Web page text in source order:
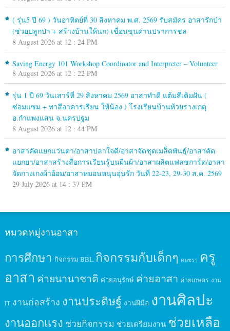
( รุ่น5 ปี 69 ) วันอาทิตย์ที่ 30 สิงหาคม พ.ศ. 2569 รับสมัคร อาสารักป่า
(ช่วยปลูกป่า + สร้างบ้านให้นก) เขื่อนขุนด่านปราการชล
8 August 2026 at 12 : 24 PM
Saving Energy 101 Workshop Coordinator and Interpreter – Volunteer
8 August 2026 at 12 : 22 PM
รุ่น 1 ปี 69 วันเสาร์ที่ 29 สิงหาคม 2569 อาสาทำดี แต้มสีเติมฝัน (
ซ่อมแซม + ทาสีอาคารเรียน ให้น้อง ) โรงเรียนบ้านห้วยรางเกตุ
อ.กำแพงแสน จ.นครปฐม
8 August 2026 at 12 : 44 PM
อาสาคัดแยกแว่นตา/อาสาปลาใจดี/อาสาจัดชุดเมล็ดพันธุ์/อาสาคัด
แยกยา/อาสาสร้างสื่อการเรียนรู้บนผืนผ้า/อาสาผลิตแฟลชการ์ด/อาสา
จัดกางเกงผ้าอ้อม/อาสาหมอนหนุนอุ่นรัก วันที่ 22-23, 29-30 ส.ค. 2569
29 July 2026 at 14 : 37 PM
หมวดหมู่งานอาสา
การศึกษา กิจกรรม BBL กิจกรรมกับเด็กๆ คนชรา ครู
อาสา ค่ายนานาชาติ ค่ายอนุรักษ์ ค่ายอาสา ค่ายเกษตร งาน
IT งานก่อสร้าง งานประดิษฐ์ งานฝีมือ งานศิลปะ
งานออกแรง ช่วยกิจกรรม ช่วยเตรียมงาน ช่วยเหลือ